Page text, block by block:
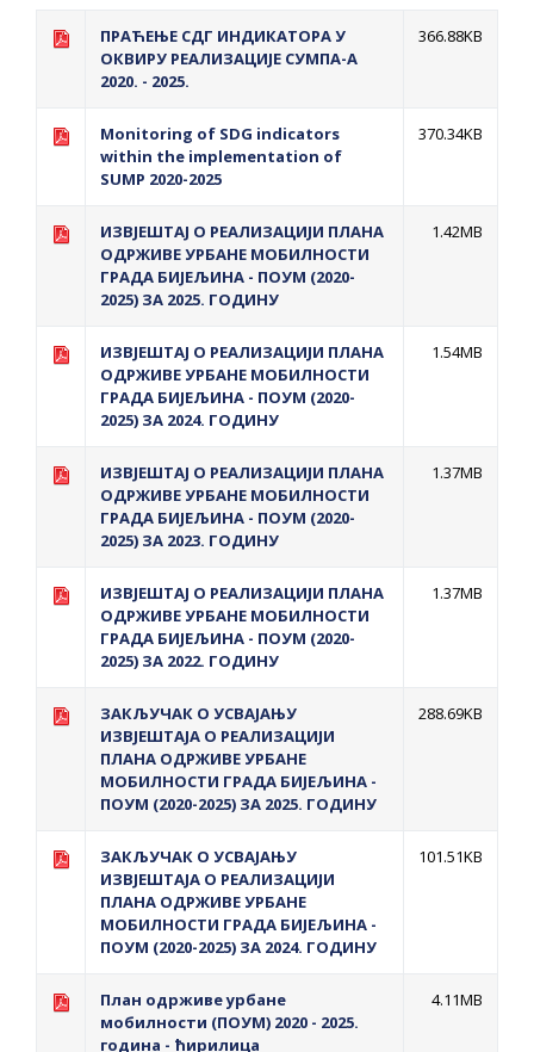
КАНДИДАТА КОЈИ СУ ОСТВАРИЛИ ПРАВО
НА ГРАДСКИ МЈЕСЕЧНИ БОРАЧКИ
ДОДАТАК ЗА ДЕМОБИЛИСАНЕ БОРЦЕ
ВОЈСКЕ РЕПУБЛИКЕ СРПСКЕ У СТАЊУ
СОЦИЈАЛНЕ ПОТРЕБЕ
Oд 27. јула пријем захтјева за новчану
помоћ за набавку школског прибора
Обрасци захтјева за регресирано
гориво доступни од 13. марта до 15.
новембра
Обавјештење о забрани саобраћаја 6. и
7. августа
Обавјештење за предузетника - Вера
Ујић
ПРАЋЕЊЕ СДГ ИНДИКАТОРА У
ОКВИРУ РЕАЛИЗАЦИЈЕ СУМПА-А
2020. - 2025.
366.88KB
Monitoring of SDG indicators
within the implementation of
SUMP 2020-2025
370.34KB
ИЗВЈЕШТАЈ О РЕАЛИЗАЦИЈИ ПЛАНА
ОДРЖИВЕ УРБАНЕ МОБИЛНОСТИ
ГРАДА БИЈЕЉИНА - ПОУМ (2020-
2025) ЗА 2025. ГОДИНУ
1.42MB
ИЗВЈЕШТАЈ О РЕАЛИЗАЦИЈИ ПЛАНА
ОДРЖИВЕ УРБАНЕ МОБИЛНОСТИ
ГРАДА БИЈЕЉИНА - ПОУМ (2020-
2025) ЗА 2024. ГОДИНУ
1.54MB
ИЗВЈЕШТАЈ О РЕАЛИЗАЦИЈИ ПЛАНА
ОДРЖИВЕ УРБАНЕ МОБИЛНОСТИ
ГРАДА БИЈЕЉИНА - ПОУМ (2020-
2025) ЗА 2023. ГОДИНУ
1.37MB
ИЗВЈЕШТАЈ О РЕАЛИЗАЦИЈИ ПЛАНА
ОДРЖИВЕ УРБАНЕ МОБИЛНОСТИ
ГРАДА БИЈЕЉИНА - ПОУМ (2020-
2025) ЗА 2022. ГОДИНУ
1.37MB
ЗАКЉУЧАК О УСВАЈАЊУ
ИЗВЈЕШТАЈА О РЕАЛИЗАЦИЈИ
ПЛАНА ОДРЖИВЕ УРБАНЕ
МОБИЛНОСТИ ГРАДА БИЈЕЉИНА -
ПОУМ (2020-2025) ЗА 2025. ГОДИНУ
288.69KB
ЗАКЉУЧАК О УСВАЈАЊУ
ИЗВЈЕШТАЈА О РЕАЛИЗАЦИЈИ
ПЛАНА ОДРЖИВЕ УРБАНЕ
МОБИЛНОСТИ ГРАДА БИЈЕЉИНА -
ПОУМ (2020-2025) ЗА 2024. ГОДИНУ
101.51KB
План одрживе урбане
мобилности (ПОУМ) 2020 - 2025.
година - ћирилица
4.11MB